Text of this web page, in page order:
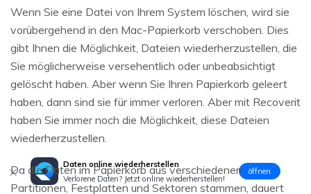
Wenn Sie eine Datei von Ihrem System löschen, wird sie
vorübergehend in den Mac-Papierkorb verschoben. Dies
gibt Ihnen die Möglichkeit, Dateien wiederherzustellen, die
Sie möglicherweise versehentlich oder unbeabsichtigt
gelöscht haben. Aber wenn Sie Ihren Papierkorb geleert
haben, dann sind sie für immer verloren. Aber mit Recoverit
haben Sie immer noch die Möglichkeit, diese Dateien
wiederherzustellen.
Da die Daten im Papierkorb aus verschiedenen
Partitionen, Festplatten und Sektoren stammen, dauert
Daten online wiederherstellen
Verlorene Daten? Jetzt online wiederherstellen!
öffnen